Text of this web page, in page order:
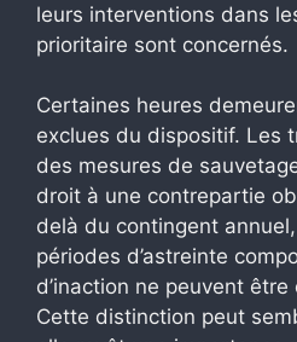
leurs interventions dans
prioritaire sont concernés.
Certaines heures
exclues du dispositif. Les
des mesures de
droit à une contrepartie
delà du contingent
périodes d’astreinte
d’inaction ne peuvent
Cette distinction peut